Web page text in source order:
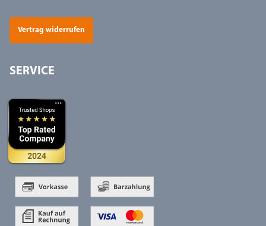
Vertrag widerrufen
SERVICE